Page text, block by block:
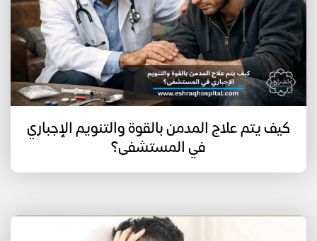
كيف يتم علاج المدمن بالقوة والتنويم الإجباري
في المستشفى؟